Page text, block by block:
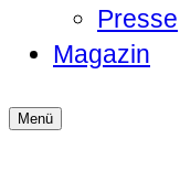
Presse
Magazin
Menü